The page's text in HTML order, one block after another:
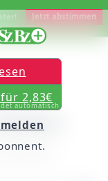
Jetzt abstimmen
Uhr
2,83€
automatisch